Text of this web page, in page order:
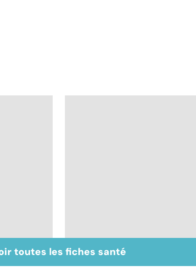
les
Inflammation des
amygdales : que faire
toutes les fiches santé